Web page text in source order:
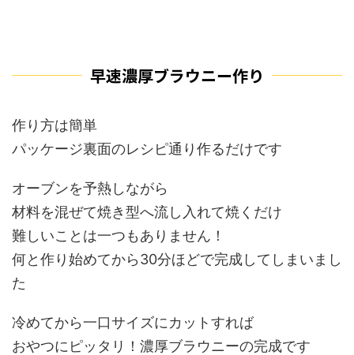
早速濃厚ブラウニー作り
作り方は簡単
パッケージ裏面のレシピ通り作るだけです
オーブンを予熱しながら
材料を混ぜて焼き型へ流し入れて焼くだけ
難しいことは一つもありません！
何と作り始めてから30分ほどで完成してしまいまし
た
冷めてから一口サイズにカットすれば
おやつにピッタリ！濃厚ブラウニーの完成です